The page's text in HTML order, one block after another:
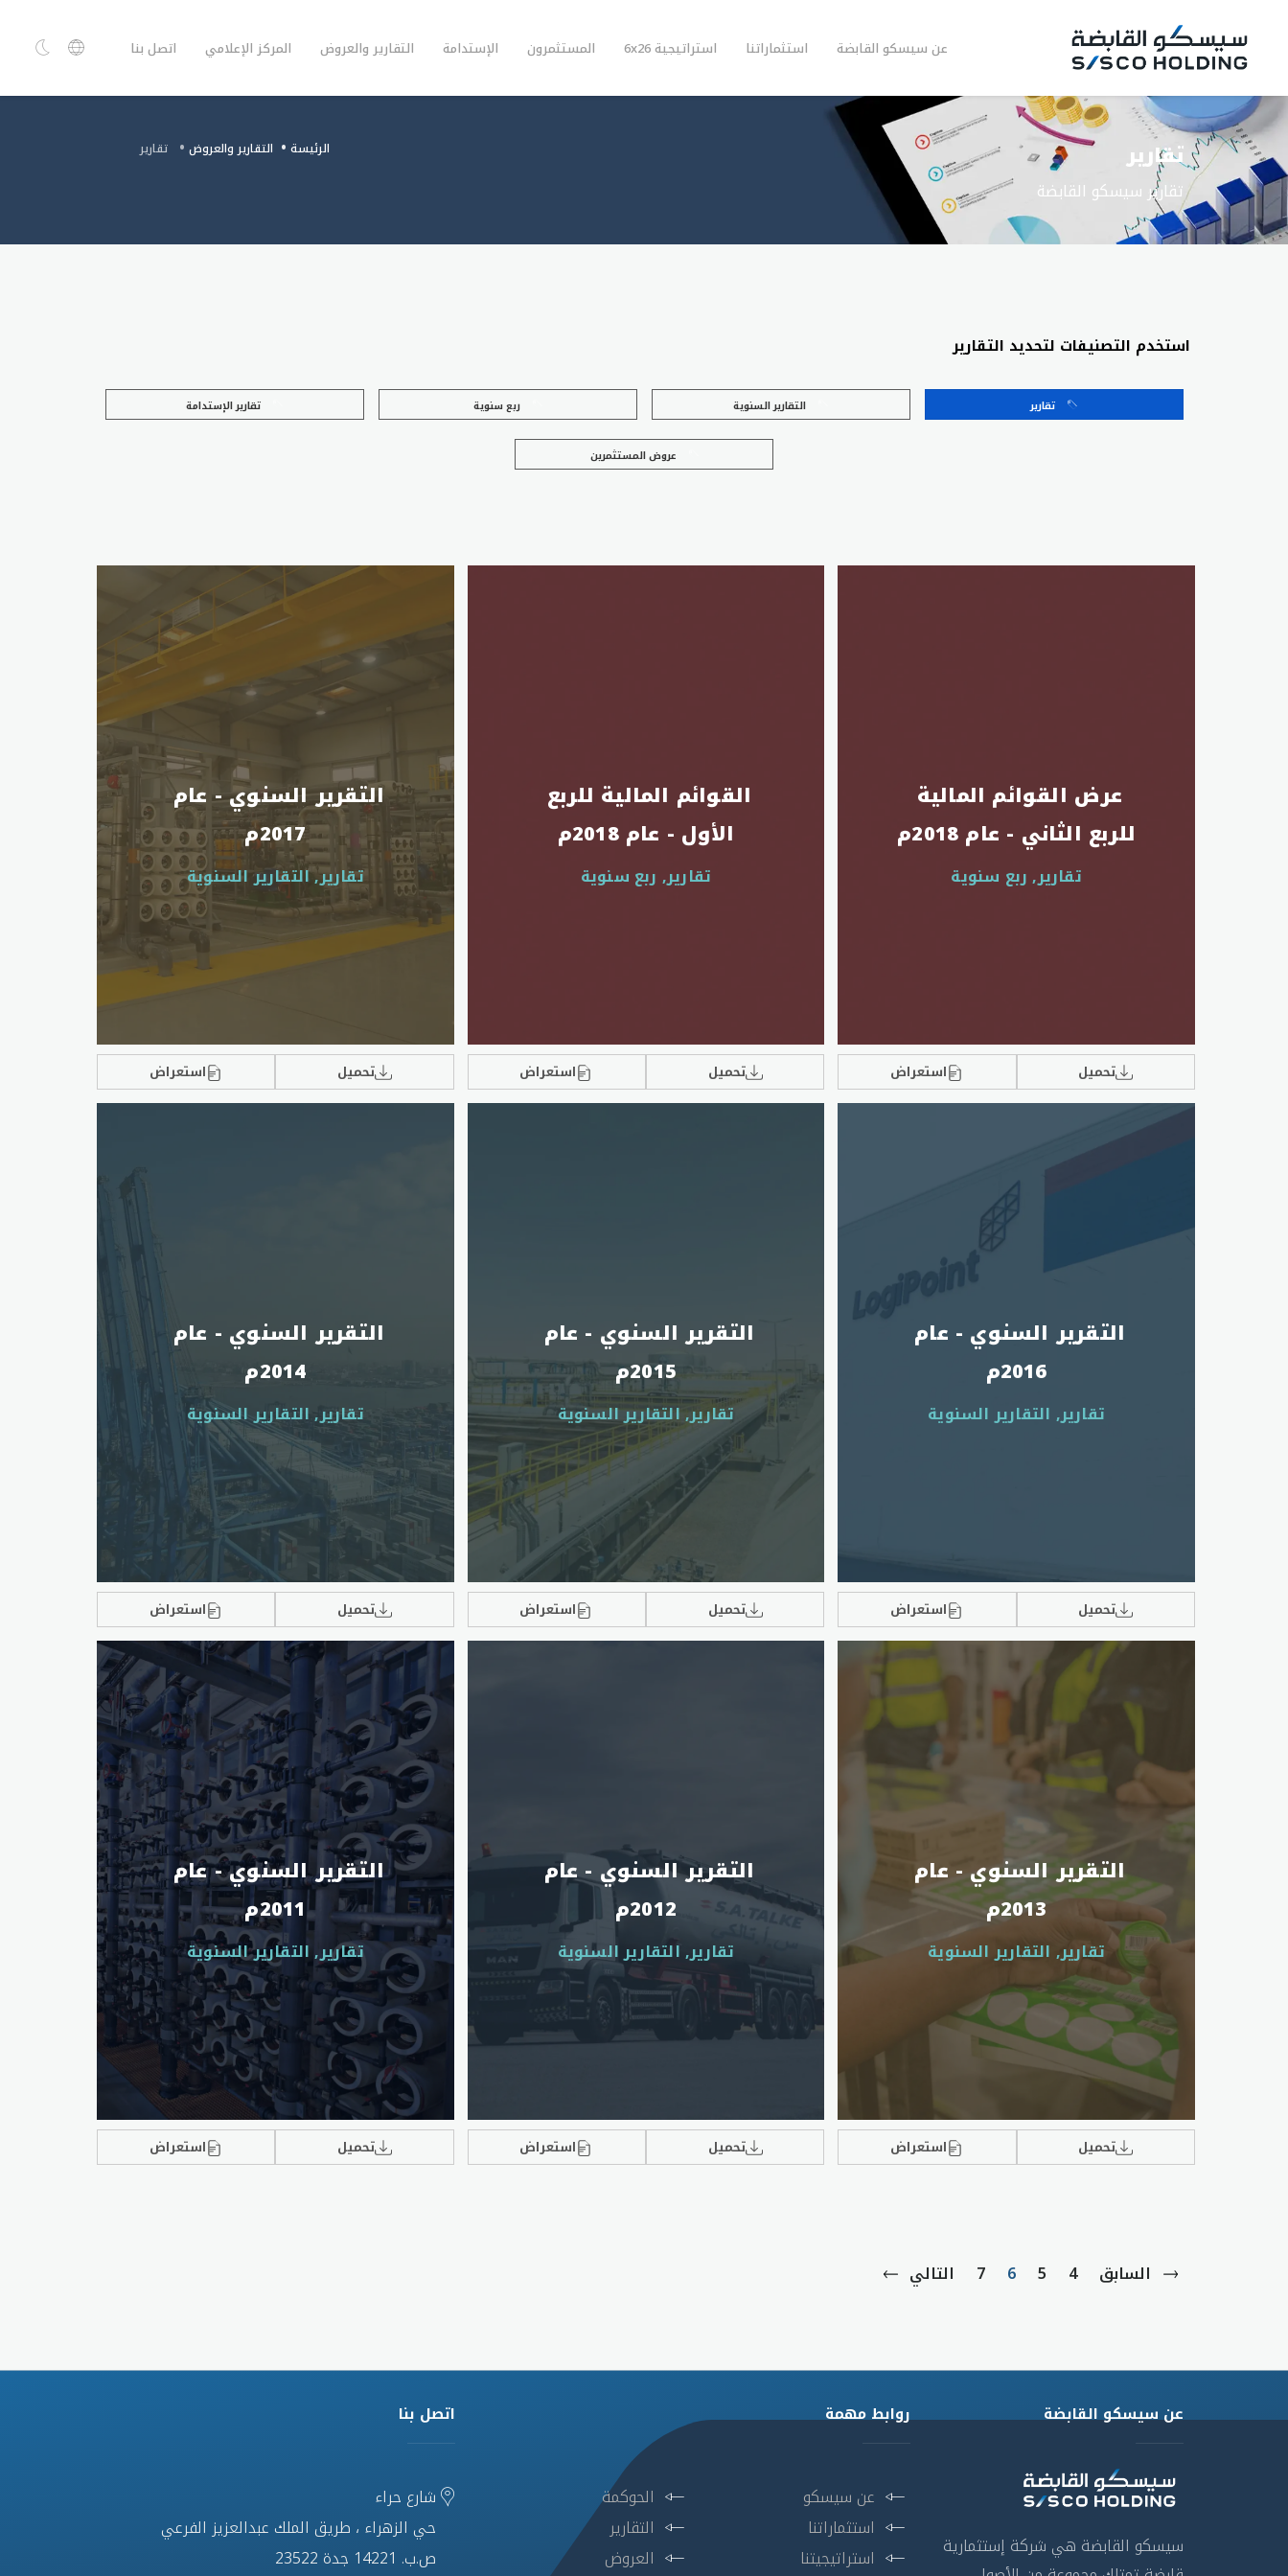
عن سيسكو القابضة استثماراتنا استراتيجية 6x26 المستثمرون الإستدامة التقارير والعروض المركز الإعلامي اتصل بنا
تقارير
تقارير سيسكو القابضة
الرئيسة التقارير والعروض تقارير
استخدم التصنيفات لتحديد التقارير
تقارير التقارير السنوية ربع سنوية تقارير الإستدامة
عروض المستثمرين
عرض القوائم المالية
للربع الثاني - عام 2018م
تقارير, ربع سنوية
تحميل استعراض
القوائم المالية للربع
الأول - عام 2018م
تقارير, ربع سنوية
تحميل استعراض
التقرير السنوي - عام
2017م
تقارير, التقارير السنوية
تحميل استعراض
التقرير السنوي - عام
2016م
تقارير, التقارير السنوية
تحميل استعراض
التقرير السنوي - عام
2015م
تقارير, التقارير السنوية
تحميل استعراض
التقرير السنوي - عام
2014م
تقارير, التقارير السنوية
تحميل استعراض
التقرير السنوي - عام
2013م
تقارير, التقارير السنوية
تحميل استعراض
التقرير السنوي - عام
2012م
تقارير, التقارير السنوية
تحميل استعراض
التقرير السنوي - عام
2011م
تقارير, التقارير السنوية
تحميل استعراض
السابق 4
5
6
7 التالي
عن سيسكو القابضة
سيسكو القابضة هي شركة إستثمارية
روابط مهمة
عن سيسكو
استثماراتنا
استراتيجيتنا
الحوكمة
التقارير
العروض
اتصل بنا
شارع حراء
حي الزهراء ، طريق الملك عبدالعزيز الفرعي
ص.ب. 14221 جدة 23522